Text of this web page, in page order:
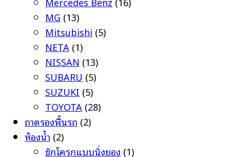
MG (13)
Mitsubishi (5)
NETA (1)
NISSAN (13)
SUBARU (5)
SUZUKI (5)
TOYOTA (28)
ถาดรองพื้นรถ (2)
ห้องน้ำ (2)
ชักโครกแบบนั่งยอง (1)